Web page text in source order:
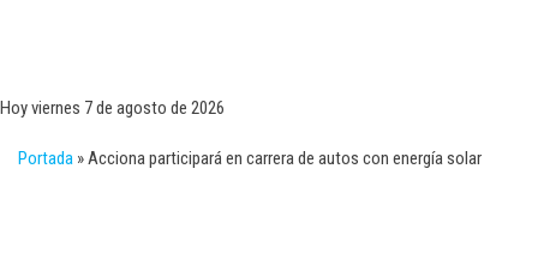
Hoy viernes 7 de agosto de 2026
Portada »Acciona participará en carrera de autos con energía solar